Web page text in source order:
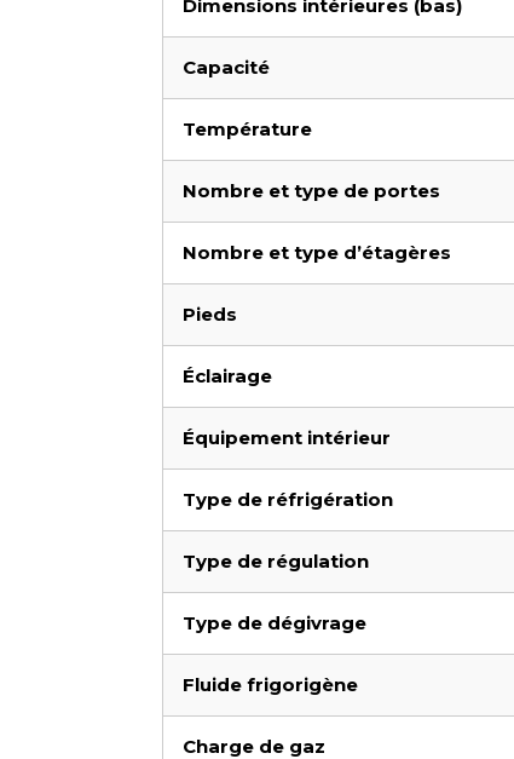
Dimensions intérieures (bas)
Capacité
Température
Nombre et type de portes
Nombre et type d’étagères
Pieds
Éclairage
Équipement intérieur
Type de réfrigération
Type de régulation
Type de dégivrage
Fluide frigorigène
Charge de gaz